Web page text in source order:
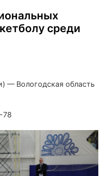
среди
— Вологодская область
78